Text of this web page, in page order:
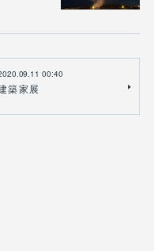
00:40
築家展